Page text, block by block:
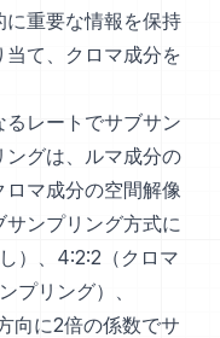
に重要な情報を保持
て、クロマ成分を
レートでサブサン
グは、ルマ成分の
マ成分の空間解像
ンプリング方式に
）、4:2:2（クロマ
プリング）、
向に2倍の係数でサ